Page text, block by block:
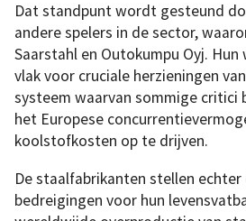
Dat standpunt wordt gesteund
andere spelers in de sector,
Saarstahl en Outokumpu Oyj.
vlak voor cruciale herzieningen
systeem waarvan sommige critici
het Europese
koolstofkosten op te drijven.
De staalfabrikanten stellen
bedreigingen voor hun